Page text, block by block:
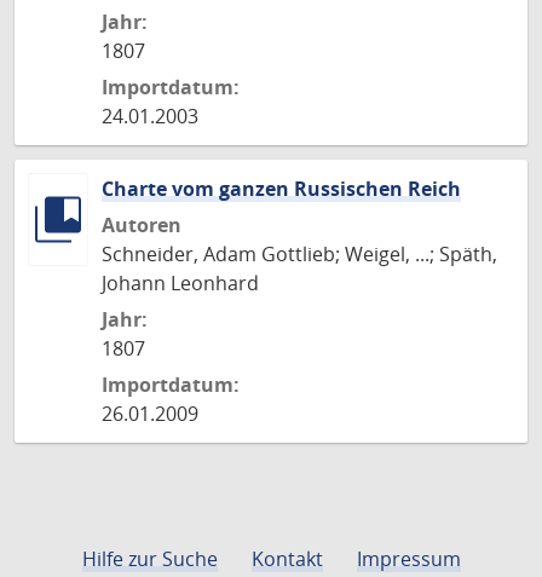
Jahr:
1807
Importdatum:
24.01.2003
Charte vom ganzen Russischen Reich
Autoren
Schneider, Adam Gottlieb; Weigel, ...; Späth,
Johann Leonhard
Jahr:
1807
Importdatum:
26.01.2009
Hilfe zur Suche Kontakt
Impressum